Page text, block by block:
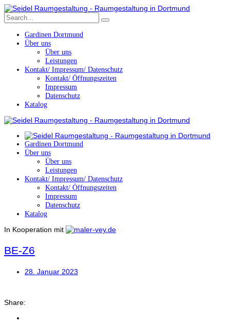
Gardinen Dortmund
Über uns
Über uns
Leistungen
Kontakt/ Impressum/ Datenschutz
Kontakt/ Öffnungszeiten
Impressum
Datenschutz
Katalog
Gardinen Dortmund
Über uns
Über uns
Leistungen
Kontakt/ Impressum/ Datenschutz
Kontakt/ Öffnungszeiten
Impressum
Datenschutz
Katalog
In Kooperation mit
BE-Z6
28. Januar 2023
Share: